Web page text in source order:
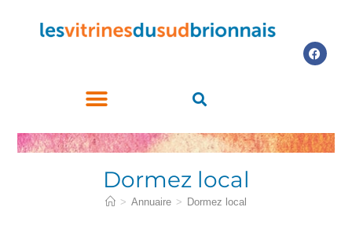
Dormez local
> Annuaire > Dormez local